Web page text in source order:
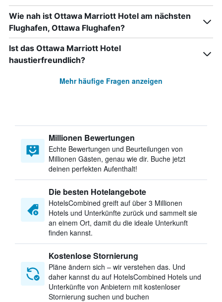
Wie nah ist Ottawa Marriott Hotel am nächsten
Flughafen, Ottawa Flughafen?
Ist das Ottawa Marriott Hotel
haustierfreundlich?
Mehr häufige Fragen anzeigen
Millionen Bewertungen
Echte Bewertungen und Beurteilungen von
Millionen Gästen, genau wie dir. Buche jetzt
deinen perfekten Aufenthalt!
Die besten Hotelangebote
HotelsCombined greift auf über 3 Millionen
Hotels und Unterkünfte zurück und sammelt sie
an einem Ort, damit du die ideale Unterkunft
finden kannst.
Kostenlose Stornierung
Pläne ändern sich – wir verstehen das. Und
daher kannst du auf HotelsCombined Hotels und
Unterkünfte von Anbietern mit kostenloser
Stornierung suchen und buchen